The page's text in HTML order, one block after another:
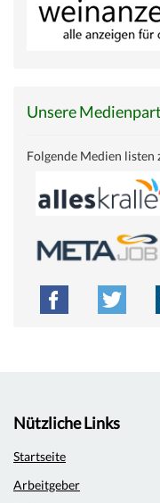
Unsere
Folgende Medien listen
Nützliche Links
Startseite
Arbeitgeber